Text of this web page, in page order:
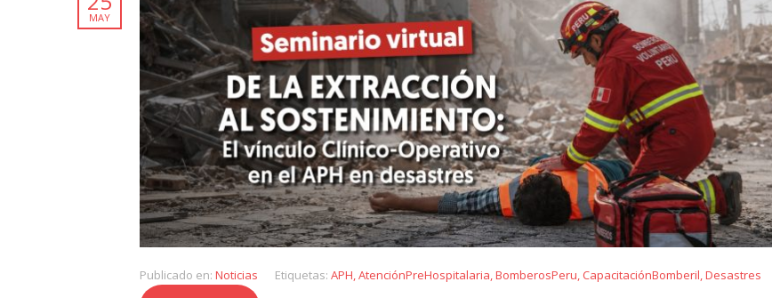
MAY
Publicado en: Noticias Etiquetas: APH,AtenciónPreHospitalaria,BomberosPeru, CapacitaciónBomberil,Desastres